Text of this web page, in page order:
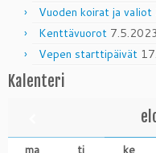
Vuoden koirat ja valiot
Kenttävuorot 7.5.2023
Vepen starttipäivät
Kalenteri
ma ti ke